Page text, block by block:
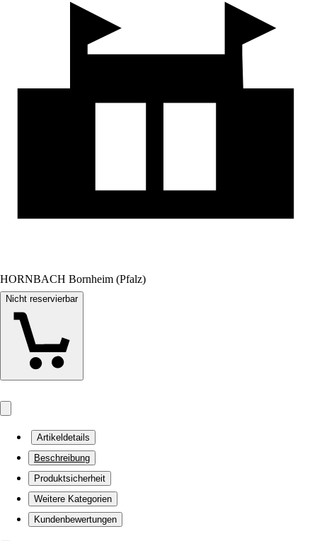
HORNBACH Bornheim (Pfalz)
Nicht reservierbar
Artikeldetails
Beschreibung
Produktsicherheit
Weitere Kategorien
Kundenbewertungen